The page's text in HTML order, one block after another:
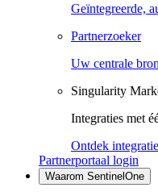
Geïntegreerde,
Partnerzoeker
Uw centrale
Singularity
Integraties met
Ontdek
Partnerportaal login
Waarom SentinelOne